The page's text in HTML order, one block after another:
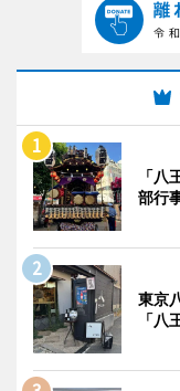
「
部行
東京
「八